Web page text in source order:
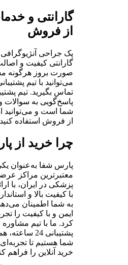
گارانتی و
از فروش
پک جراحی آنژیوگرافی
گارانتی کیفیت و اصالت
صورت بروز هرگونه
می‌توانید با تیم پشتیبانی
تماس بگیرید. تیم
پاسخ‌گویی به سوالات و
شما است و می‌توانید از
از فروش استفاده کنید.
چرا خرید از
پارس شفا به‌عنوان یکی از
معتبرترین مراکز عرضه
پزشکی در ایران، با ارائه
با کیفیت بالا و
به شما اطمینان می‌دهد
ایمن و با کیفیت را تجربه
کرد. ما با تیم مشاوره
پشتیبانی 24 ساعته،
شما هستیم تا تجربه‌ای
خرید آنلاین را فراهم کنیم.